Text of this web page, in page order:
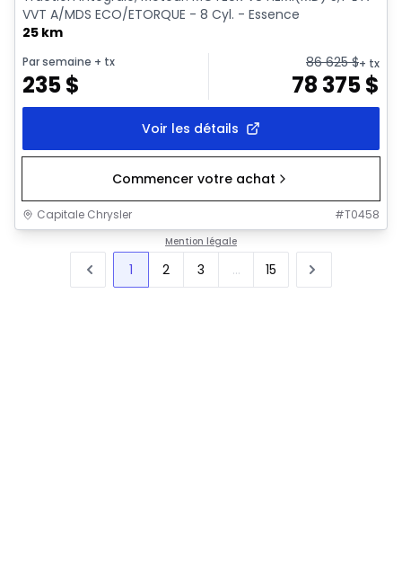
VVT A/MDS ECO/ETORQUE - 8 Cyl. - Essence
25 km
Par semaine + tx
235$
86 625$+ tx
78 375$
Voir les détails
Commencer votre achat
Capitale Chrysler #T0458
Mention légale
1 2 3 ... 15